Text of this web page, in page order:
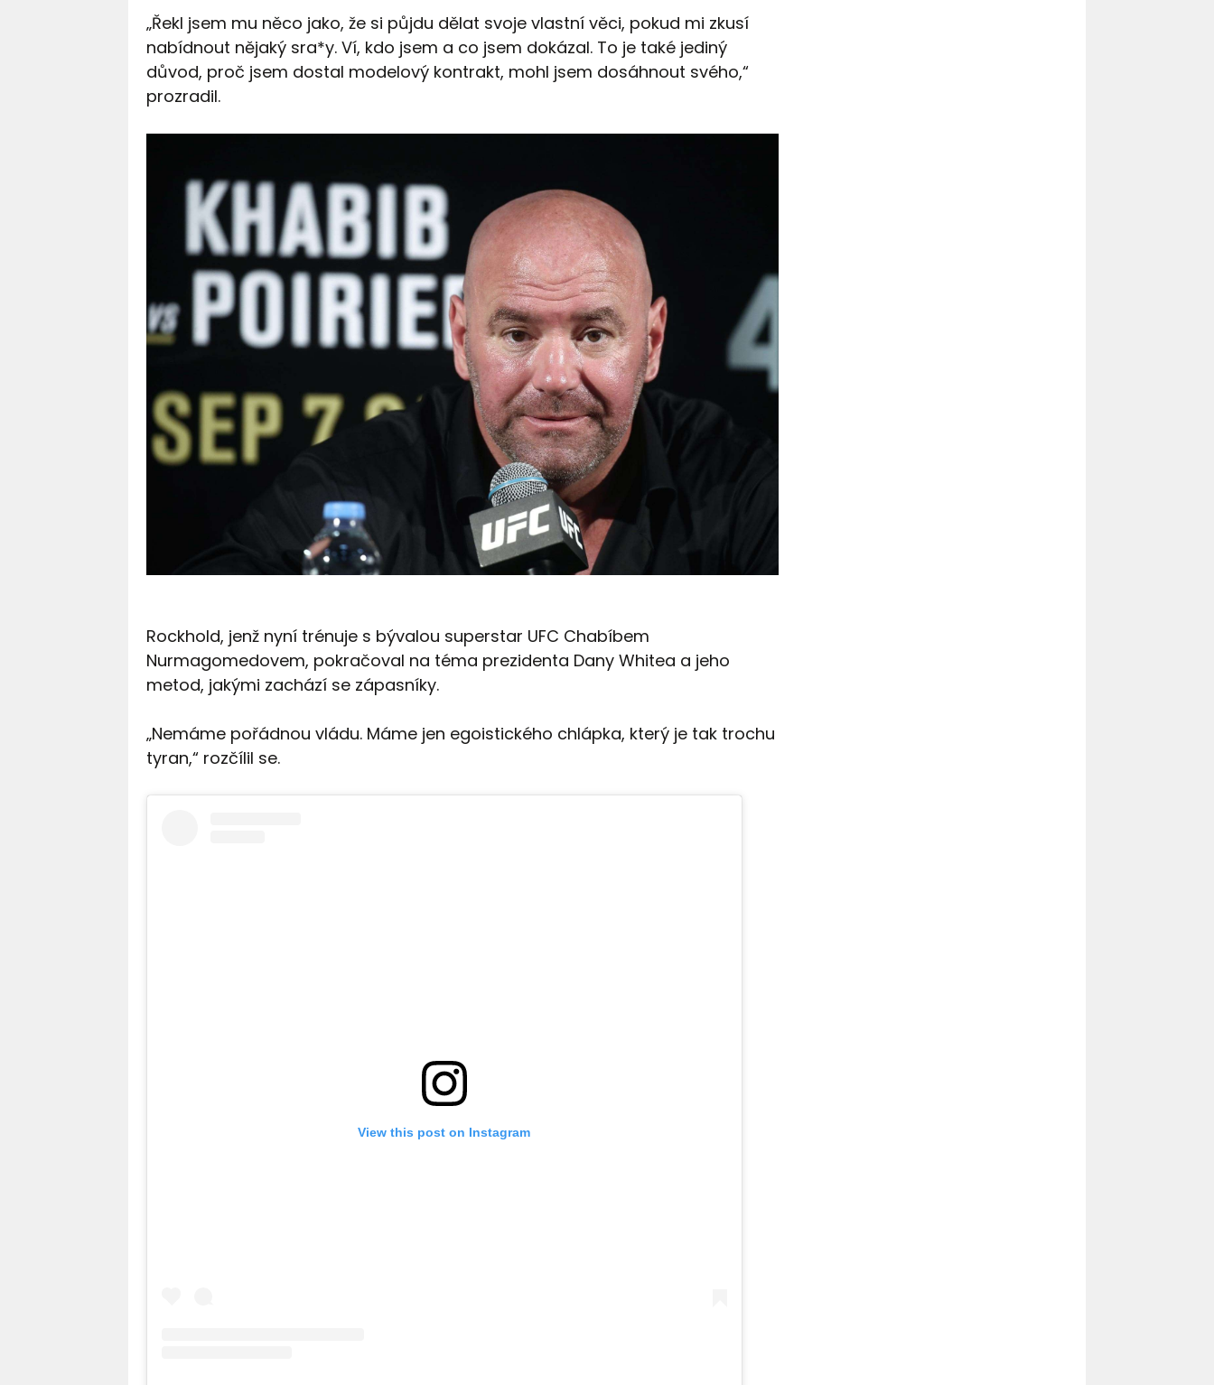
„Řekl jsem mu něco jako, že si půjdu dělat svoje vlastní věci, pokud mi zkusí
nabídnout nějaký sra*y. Ví, kdo jsem a co jsem dokázal. To je také jediný
důvod, proč jsem dostal modelový kontrakt, mohl jsem dosáhnout svého,“
prozradil.
Rockhold, jenž nyní trénuje s bývalou superstar UFC Chabíbem
Nurmagomedovem, pokračoval na téma prezidenta Dany Whitea a jeho
metod, jakými zachází se zápasníky.
„Nemáme pořádnou vládu. Máme jen egoistického chlápka, který je tak trochu
tyran,“ rozčílil se.
View this post on Instagram